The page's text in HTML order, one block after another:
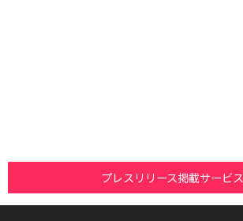
プレスリリース掲載サービス